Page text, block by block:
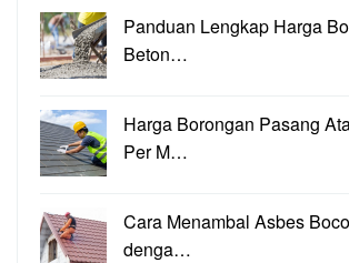
Panduan Lengkap Harga
Beton…
Harga Borongan Pasang
Per M…
Cara Menambal Asbes
denga…